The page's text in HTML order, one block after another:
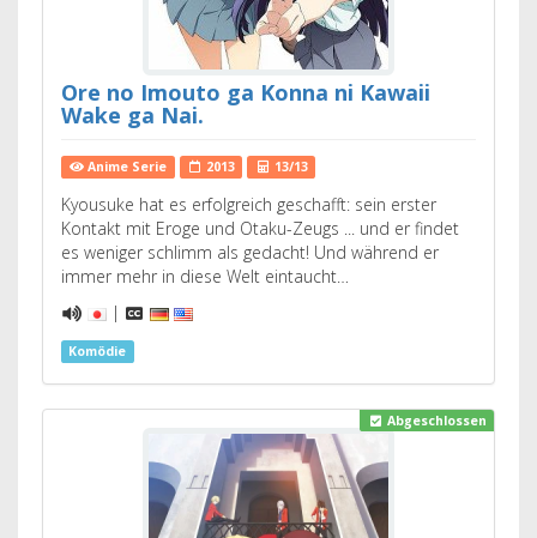
Ore no Imouto ga Konna ni Kawaii
Wake ga Nai.
Anime Serie 2013 13/13
Kyousuke hat es erfolgreich geschafft: sein erster
Kontakt mit Eroge und Otaku-Zeugs ... und er findet
es weniger schlimm als gedacht! Und während er
immer mehr in diese Welt eintaucht…
|
Komödie
Abgeschlossen